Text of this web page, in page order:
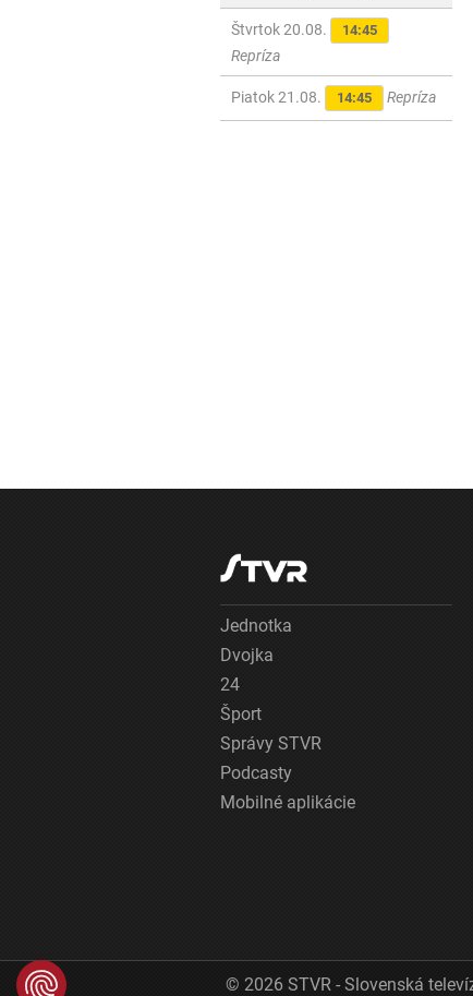
Štvrtok 20.08. 14:45
Repríza
Piatok 21.08. 14:45 Repríza
Jednotka
Dvojka
24
Šport
Správy STVR
Podcasty
Mobilné aplikácie
© 2026 STVR - Slovenská